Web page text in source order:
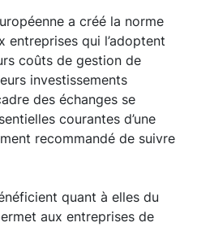
a créé la norme
entreprises qui l’adoptent
coûts de gestion de
investissements
des échanges se
courantes d’une
recommandé de suivre
quant à elles du
aux entreprises de